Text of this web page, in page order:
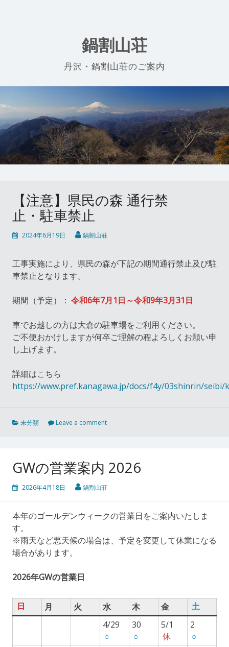
鍋割山荘
丹沢・鍋割山荘のご案内
【注意】県民の森 通行禁
止・駐車禁止
2024年6月19日 鍋割山荘
工事実施により、県民の森が下記の期間通行禁止及び駐
車禁止となります。
期間（予定）： 令和6年7月1日～令和9年3月31日
車でお越しの方は大倉の駐車場をご利用ください。
ご不便おかけしますが何卒ご理解の程よろしくお願い申
し上げます。
詳細はこちら
https://www.pref.kanagawa.jp/docs/f4y/03shinrin/
未分類 Leave a comment
GWの営業案内 2026
2026年4月18日 鍋割山荘
本年のゴールデンウィークの営業日をご案内いたしま
す。
※雨天など悪天候の場合は、予定を変更して休業になる
場合があります。
2026年GWの営業日
日 月 火 水 木 金
土
4/29
○
30
○
5/1
休
2
○